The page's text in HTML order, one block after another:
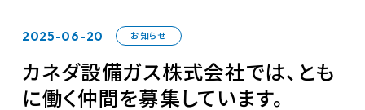
2025-06-20 お知らせ
カネダ設備ガス株式会社では、とも
に働く仲間を募集しています。